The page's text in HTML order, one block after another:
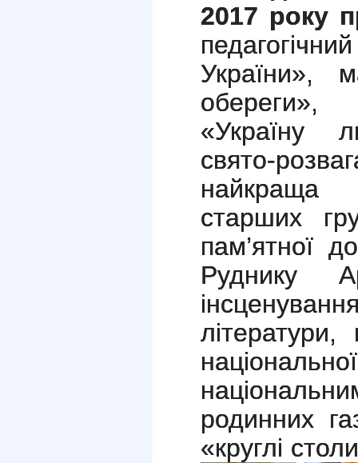
2017 року
України»,
обереги»,
«Україну
свято-
найкраща
старших
пам’ятної
Руднику
літератури,
родинних
«круглі